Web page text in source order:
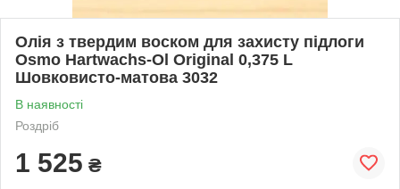
Олія з твердим воском для захисту підлоги
Osmo Hartwachs-Ol Original 0,375 L
Шовковисто-матова 3032
В наявності
Роздріб
1 525 ₴